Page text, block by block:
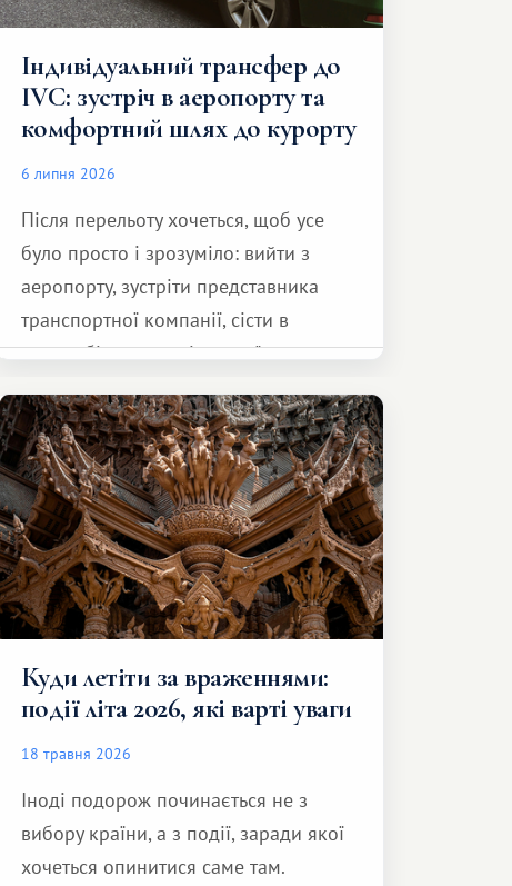
Індивідуальний трансфер до
IVC: зустріч в аеропорту та
комфортний шлях до курорту
6 липня 2026
Після перельоту хочеться, щоб усе
було просто і зрозуміло: вийти з
аеропорту, зустріти представника
транспортної компанії, сісти в
автомобіль та спокійно доїхати до
Куди летіти за враженнями:
події літа 2026, які варті уваги
18 травня 2026
Іноді подорож починається не з
вибору країни, а з події, заради якої
хочеться опинитися саме там.